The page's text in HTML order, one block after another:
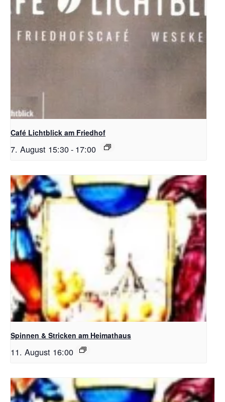
Café Lichtblick am Friedhof
7. August 15:30- 17:00
Spinnen & Stricken am Heimathaus
11. August 16:00